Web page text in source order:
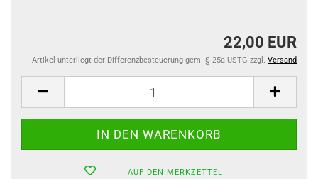
22,00 EUR
Artikel unterliegt der Differenzbesteuerung gem. § 25a USTG zzgl. Versand
AUF DEN MERKZETTEL